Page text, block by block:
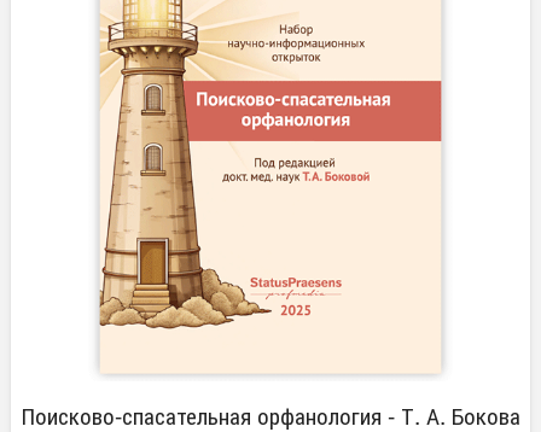
Поисково-спасательная орфанология - Т. А. Бокова